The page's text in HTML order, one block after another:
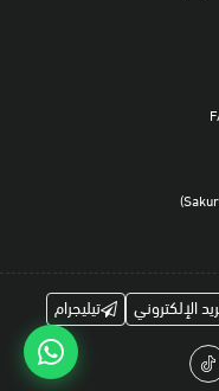
الإلكتروني تيليجرام